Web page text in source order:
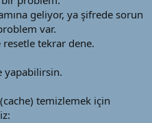
geliyor, ya şifrede sorun
var.
tekrar dene.
yapabilirsin.
temizlemek için